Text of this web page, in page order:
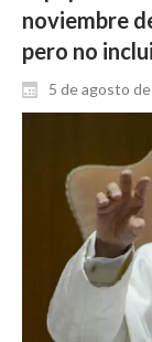
noviembre
pero no
5 de agosto